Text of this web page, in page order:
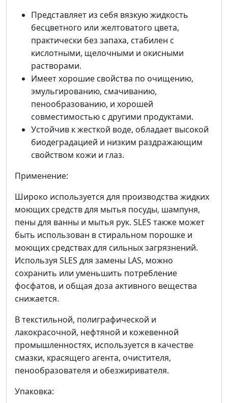
Представляет из себя вязкую жидкость
бесцветного или желтоватого цвета,
практически без запаха, стабилен с
кислотными, щелочными и окисными
растворами.
Имеет хорошие свойства по очищению,
эмульгированию, смачиванию,
пенообразованию, и хорошей
совместимостью с другими продуктами.
Устойчив к жесткой воде, обладает высокой
биодеградацией и низким раздражающим
свойством кожи и глаз.
Применение:
Широко используется для производства жидких
моющих средств для мытья посуды, шампуня,
пены для ванны и мытья рук. SLES также может
быть использован в стиральном порошке и
моющих средствах для сильных загрязнений.
Используя SLES для замены LAS, можно
сохранить или уменьшить потребление
фосфатов, и общая доза активного вещества
снижается.
В текстильной, полиграфической и
лакокрасочной, нефтяной и кожевенной
промышленностях, используется в качестве
смазки, красящего агента, очистителя,
пенообразователя и обезжиривателя.
Упаковка: